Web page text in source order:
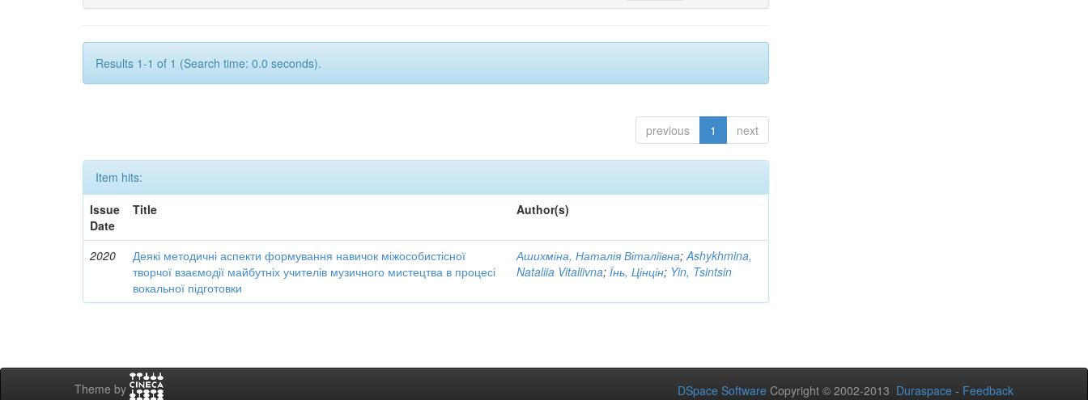
Results 1-1 of 1 (Search time: 0.0 seconds).
previous 1 next
Item hits:
Issue
Date
Title Author(s)
2020
Деякі методичні аспекти формування навичок міжособистісної
творчої взаємодії майбутніх учителів музичного мистецтва в процесі
вокальної підготовки
Ашихміна, Наталія Віталіївна;Ashykhmina,
Nataliia Vitaliivna;Їнь, Цінцін; Yin, Tsintsin
Theme by DSpace Software Copyright © 2002-2013 Duraspace - Feedback